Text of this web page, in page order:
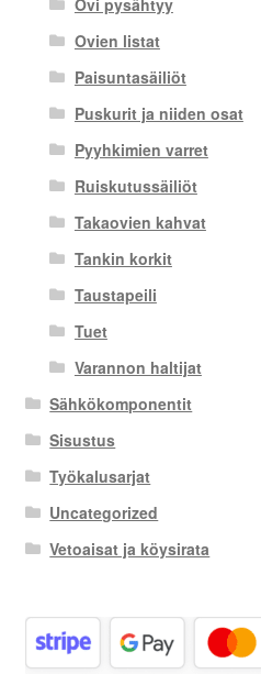
Ovi pysähtyy
Ovien listat
Paisuntasäiliöt
Puskurit ja niiden osat
Pyyhkimien varret
Ruiskutussäiliöt
Takaovien kahvat
Tankin korkit
Taustapeili
Tuet
Varannon haltijat
Sähkökomponentit
Sisustus
Työkalusarjat
Uncategorized
Vetoaisat ja köysirata